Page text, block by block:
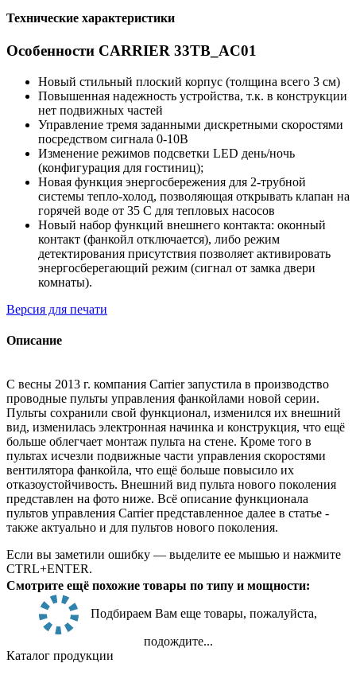
Технические характеристики
Особенности CARRIER 33TB_AC01
Новый стильный плоский корпус (толщина всего 3 см)
Повышенная надежность устройства, т.к. в конструкции
нет подвижных частей
Управление тремя заданными дискретными скоростями
посредством сигнала 0-10В
Изменение режимов подсветки LED день/ночь
(конфигурация для гостиниц);
Новая функция энергосбережения для 2-трубной
системы тепло-холод, позволяющая открывать клапан на
горячей воде от 35 С для тепловых насосов
Новый набор функций внешнего контакта: оконный
контакт (фанкойл отключается), либо режим
детектирования присутствия позволяет активировать
энергосберегающий режим (сигнал от замка двери
комнаты).
Версия для печати
Описание
С весны 2013 г. компания Carrier запустила в производство
проводные пульты управления фанкойлами новой серии.
Пульты сохранили свой функционал, изменился их внешний
вид, изменилась электронная начинка и конструкция, что ещё
больше облегчает монтаж пульта на стене. Кроме того в
пультах исчезли подвижные части управления скоростями
вентилятора фанкойла, что ещё больше повысило их
отказоустойчивость. Внешний вид пульта нового поколения
представлен на фото ниже. Всё описание функционала
пультов управления Carrier представленное далее в статье -
также актуально и для пультов нового поколения.
Если вы заметили ошибку — выделите ее мышью и нажмите
CTRL+ENTER.
Смотрите ещё похожие товары по типу и мощности:
Подбираем Вам еще товары, пожалуйста,
подождите...
Каталог продукции